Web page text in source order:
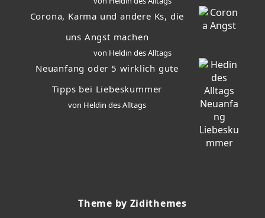
Corona, Karma und andere Ks, die
uns Angst machen
von Heldin des Alltags
Neuanfang oder 5 wirklich gute
Tipps bei Liebeskummer
von Heldin des Alltags
Theme by Zidithemes